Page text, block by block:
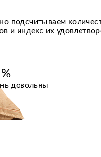
подсчитываем
и индекс их
довольны